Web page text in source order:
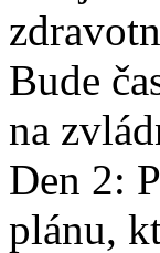
Bude
na
Den 2:
plánu,